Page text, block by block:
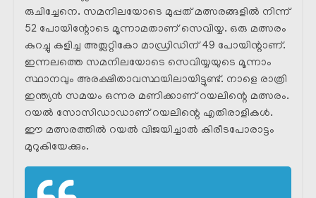
രുചിച്ചേനെ. സമനിലയോടെ മുപ്പത് മത്സരങ്ങളിൽ നിന്ന്
52 പോയിന്റോടെ മൂന്നാമതാണ് സെവിയ്യ. ഒരു മത്സരം
കുറച്ചു കളിച്ച അത്ലറ്റികോ മാഡ്രിഡിന് 49 പോയിന്റാണ്.
ഇന്നലത്തെ സമനിലയോടെ സെവിയ്യയുടെ മൂന്നാം
സ്ഥാനവും അരക്ഷിതാവസ്ഥയിലായിട്ടുണ്ട്. നാളെ രാത്രി
ഇന്ത്യൻ സമയം ഒന്നര മണിക്കാണ് റയലിന്റെ മത്സരം.
റയൽ സോസിഡാഡാണ് റയലിന്റെ എതിരാളികൾ.
ഈ മത്സരത്തിൽ റയൽ വിജയിച്ചാൽ കിരീടപോരാട്ടം
മുറുകിയേക്കും.